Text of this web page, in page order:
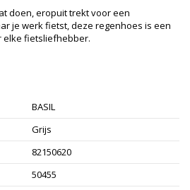
doen, eropuit trekt voor een
je werk fietst, deze regenhoes is een
elke fietsliefhebber.
BASIL
Grijs
82150620
50455